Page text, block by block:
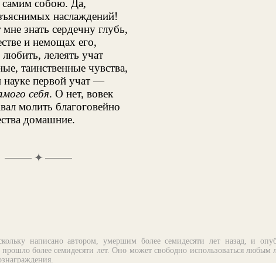
самим собою. Да,
наслаждений!
знать сердечну глубь,
и немощах его,
лелеять учат
таинственные чувства,
науке первой учат —
себя. О нет, вовек
молить благоговейно
домашние.
✦
написано автором, умершим более семидесяти лет назад, и
более семидесяти лет. Оно может свободно использоваться любым